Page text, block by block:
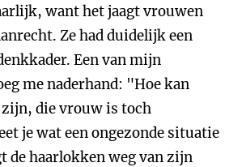
want het jaagt vrouwen
Ze had duidelijk een
Een van mijn
me naderhand: "Hoe kan
die vrouw is toch
je wat een ongezonde situatie
de haarlokken weg van zijn